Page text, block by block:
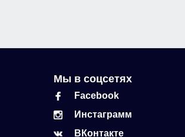
Мы в соцсетях
Facebook
Инстаграмм
ВКонтакте